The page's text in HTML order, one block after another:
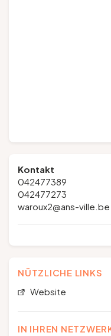
Kontakt
042477389
042477273
waroux2@ans-ville.be
NÜTZLICHE LINKS
Website
IN IHREN